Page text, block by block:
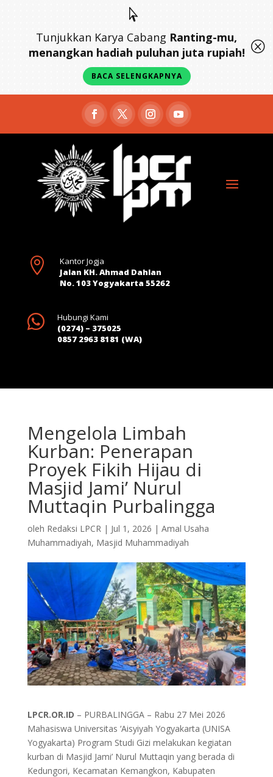

Tunjukkan Karya Cabang Ranting-mu,
menangkan hadiah puluhan juta rupiah!
BACA SELENGKAPNYA
Q

Kantor Jogja
Jalan KH. Ahmad Dahlan
No. 103 Yogyakarta 55262

Hubungi Kami
(0274) – 375025
0857 2963 8181 (WA)
Mengelola Limbah
Kurban: Penerapan
Proyek Fikih Hijau di
Masjid Jami’ Nurul
Muttaqin Purbalingga
oleh Redaksi LPCR| Jul 1, 2026 | Amal Usaha
Muhammadiyah, Masjid Muhammadiyah
LPCR.OR.ID – PURBALINGGA – Rabu 27 Mei 2026
Mahasiswa Universitas ‘Aisyiyah Yogyakarta (UNISA
Yogyakarta) Program Studi Gizi melakukan kegiatan
kurban di Masjid Jami’ Nurul Muttaqin yang berada di
Kedungori, Kecamatan Kemangkon, Kabupaten